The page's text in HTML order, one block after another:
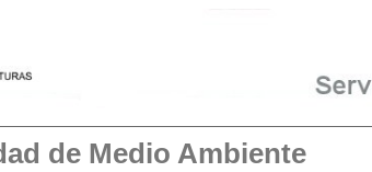
de Medio Ambiente